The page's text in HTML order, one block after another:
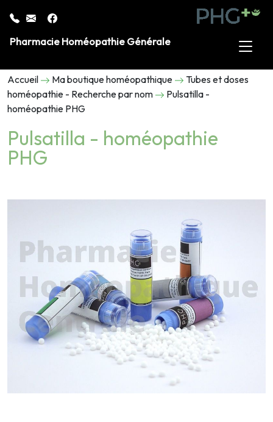
Pharmacie Homéopathie Générale
Accueil Ma boutique homéopathique
Tubes et doses
homéopathie - Recherche par nom
Pulsatilla -
homéopathie PHG
Pulsatilla - homéopathie
PHG